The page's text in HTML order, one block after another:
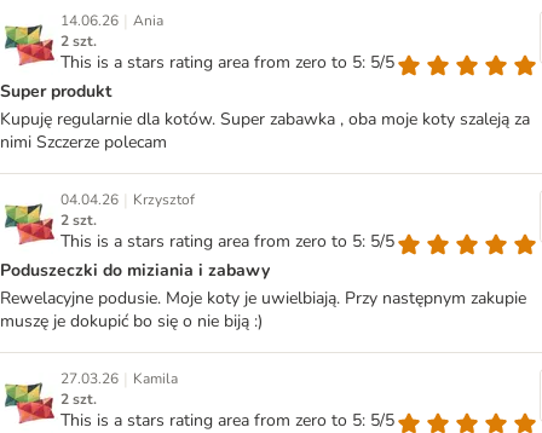
14.06.26 | Ania
2 szt.
This is a stars rating area from zero to 5: 5/5
Super produkt
Kupuję regularnie dla kotów. Super zabawka , oba moje koty szaleją za
nimi Szczerze polecam
04.04.26 | Krzysztof
2 szt.
This is a stars rating area from zero to 5: 5/5
Poduszeczki do miziania i zabawy
Rewelacyjne podusie. Moje koty je uwielbiają. Przy następnym zakupie
muszę je dokupić bo się o nie biją :)
27.03.26 | Kamila
2 szt.
This is a stars rating area from zero to 5: 5/5